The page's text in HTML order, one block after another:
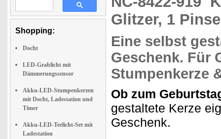
Shopping:
Docht
LED-Grablicht mit
Dämmerungssensor
Akku-LED-Stumpenkerzen
mit Docht, Ladestation und
Timer
Akku-LED-Teelicht-Set mit
Ladestation
Glitzer, 1
Eine selbst
Geschenk. Für
Stumpenkerze
Ob zum
gestaltete Kerze
Geschenk.